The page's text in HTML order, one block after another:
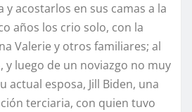
y acostarlos en sus camas a la
años los crio solo, con la
Valerie y otros familiares; al
y luego de un noviazgo no muy
actual esposa, Jill Biden, una
terciaria, con quien tuvo